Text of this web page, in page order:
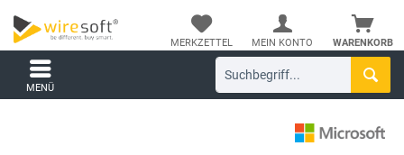
WARENKORB
MERKZETTEL MEIN KONTO
MENÜ